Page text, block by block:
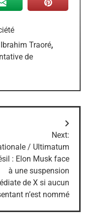
Traoré,
de
Next:
/ Ultimatum
: Elon Musk face
à une suspension
de X si aucun
n’est nommé